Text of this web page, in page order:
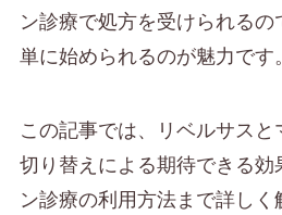
ン診療で処方を受けられる
単に始められるのが魅力です。
この記事では、リベルサスと
切り替えによる期待できる効
ン診療の利用方法まで詳しく